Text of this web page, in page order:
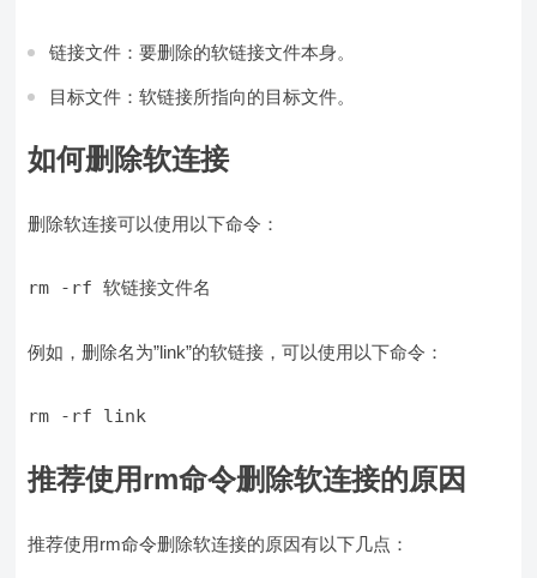
链接文件：要删除的软链接文件本身。
目标文件：软链接所指向的目标文件。
如何删除软连接
删除软连接可以使用以下命令：
例如，删除名为”link”的软链接，可以使用以下命令：
推荐使用rm命令删除软连接的原因
推荐使用rm命令删除软连接的原因有以下几点：